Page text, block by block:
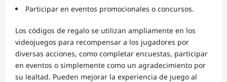
Participar en eventos promocionales o concursos.
Los códigos de regalo se utilizan ampliamente en los
videojuegos para recompensar a los jugadores por
diversas acciones, como completar encuestas, participar
en eventos o simplemente como un agradecimiento por
su lealtad. Pueden mejorar la experiencia de juego al